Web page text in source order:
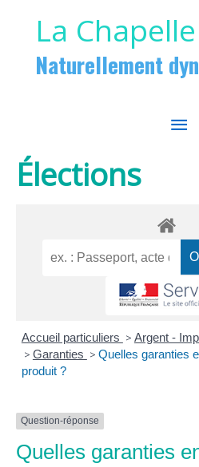
La
Naturellement
Élections
Accueil particuliers > Argent -
> Garanties > Quelles garanties
produit ?
Question-réponse
Quelles garanties